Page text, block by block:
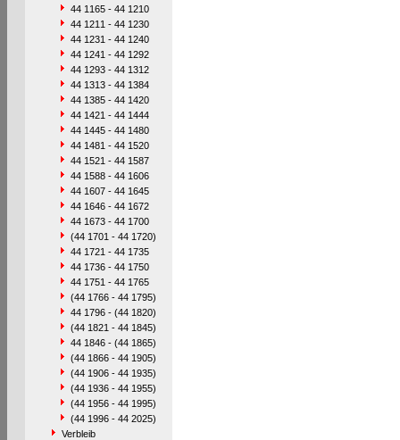
44 1165 - 44 1210
44 1211 - 44 1230
44 1231 - 44 1240
44 1241 - 44 1292
44 1293 - 44 1312
44 1313 - 44 1384
44 1385 - 44 1420
44 1421 - 44 1444
44 1445 - 44 1480
44 1481 - 44 1520
44 1521 - 44 1587
44 1588 - 44 1606
44 1607 - 44 1645
44 1646 - 44 1672
44 1673 - 44 1700
(44 1701 - 44 1720)
44 1721 - 44 1735
44 1736 - 44 1750
44 1751 - 44 1765
(44 1766 - 44 1795)
44 1796 - (44 1820)
(44 1821 - 44 1845)
44 1846 - (44 1865)
(44 1866 - 44 1905)
(44 1906 - 44 1935)
(44 1936 - 44 1955)
(44 1956 - 44 1995)
(44 1996 - 44 2025)
Verbleib